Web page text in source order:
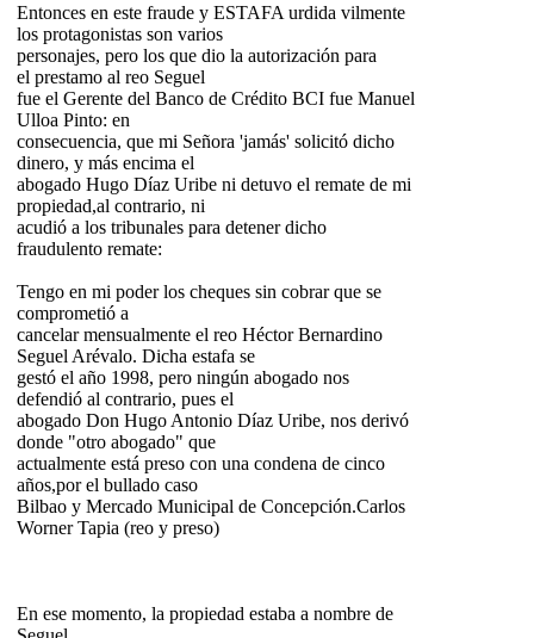
Entonces en este fraude y ESTAFA urdida vilmente
los protagonistas son varios
personajes, pero los que dio la autorización para
el prestamo al reo Seguel
fue el Gerente del Banco de Crédito BCI fue Manuel
Ulloa Pinto: en
consecuencia, que mi Señora 'jamás' solicitó dicho
dinero, y más encima el
abogado Hugo Díaz Uribe ni detuvo el remate de mi
propiedad,al contrario, ni
acudió a los tribunales para detener dicho
fraudulento remate:
Tengo en mi poder los cheques sin cobrar que se
comprometió a
cancelar mensualmente el reo Héctor Bernardino
Seguel Arévalo. Dicha estafa se
gestó el año 1998, pero ningún abogado nos
defendió al contrario, pues el
abogado Don Hugo Antonio Díaz Uribe, nos derivó
donde "otro abogado" que
actualmente está preso con una condena de cinco
años,por el bullado caso
Bilbao y Mercado Municipal de Concepción.Carlos
Worner Tapia (reo y preso)
En ese momento, la propiedad estaba a nombre de